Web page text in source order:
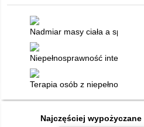
Nadmiar masy ciała a
Niepełnosprawność
Terapia osób z
Najczęściej